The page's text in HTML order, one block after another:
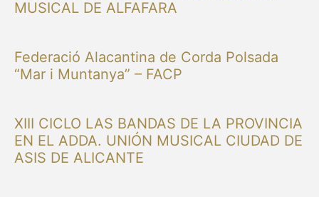
MUSICAL DE ALFAFARA
Federació Alacantina de Corda Polsada
“Mar i Muntanya” – FACP
XIII CICLO LAS BANDAS DE LA PROVINCIA
EN EL ADDA. UNIÓN MUSICAL CIUDAD DE
ASIS DE ALICANTE